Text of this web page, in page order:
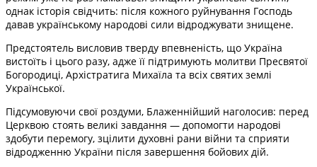
однак історія свідчить: після кожного руйнування Господь
давав українському народові сили відроджувати знищене.
Предстоятель висловив тверду впевненість, що Україна
вистоїть і цього разу, адже її підтримують молитви Пресвятої
Богородиці, Архістратига Михаїла та всіх святих землі
Української.
Підсумовуючи свої роздуми, Блаженнійший наголосив: перед
Церквою стоять великі завдання — допомогти народові
здобути перемогу, зцілити духовні рани війни та сприяти
відродженню України після завершення бойових дій.